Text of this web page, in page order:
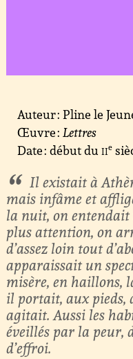
Auteur : Pline le
Œuvre :Lettres
Date : début duiie
Il existait à
mais infâme et
la nuit, on
plus attention, on
d’assez loin tout
apparaissait un
misère, en haillons,
il portait, aux pieds,
agitait. Aussi les
éveillés par la peur,
d’effroi.